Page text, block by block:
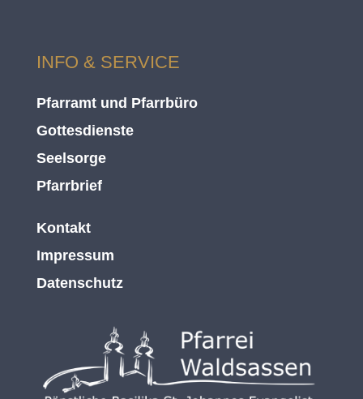
INFO & SERVICE
Pfarramt und Pfarrbüro
Gottesdienste
Seelsorge
Pfarrbrief
Kontakt
Impressum
Datenschutz